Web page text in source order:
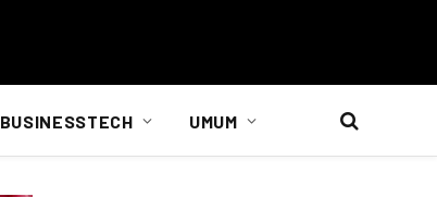
BUSINESSTECH UMUM